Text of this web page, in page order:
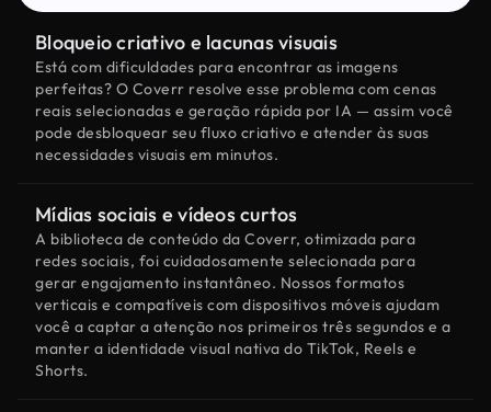
Bloqueio criativo e lacunas visuais
Está com dificuldades para encontrar as imagens
perfeitas? O Coverr resolve esse problema com cenas
reais selecionadas e geração rápida por IA — assim você
pode desbloquear seu fluxo criativo e atender às suas
necessidades visuais em minutos.
Mídias sociais e vídeos curtos
A biblioteca de conteúdo da Coverr, otimizada para
redes sociais, foi cuidadosamente selecionada para
gerar engajamento instantâneo. Nossos formatos
verticais e compatíveis com dispositivos móveis ajudam
você a captar a atenção nos primeiros três segundos e a
manter a identidade visual nativa do TikTok, Reels e
Shorts.